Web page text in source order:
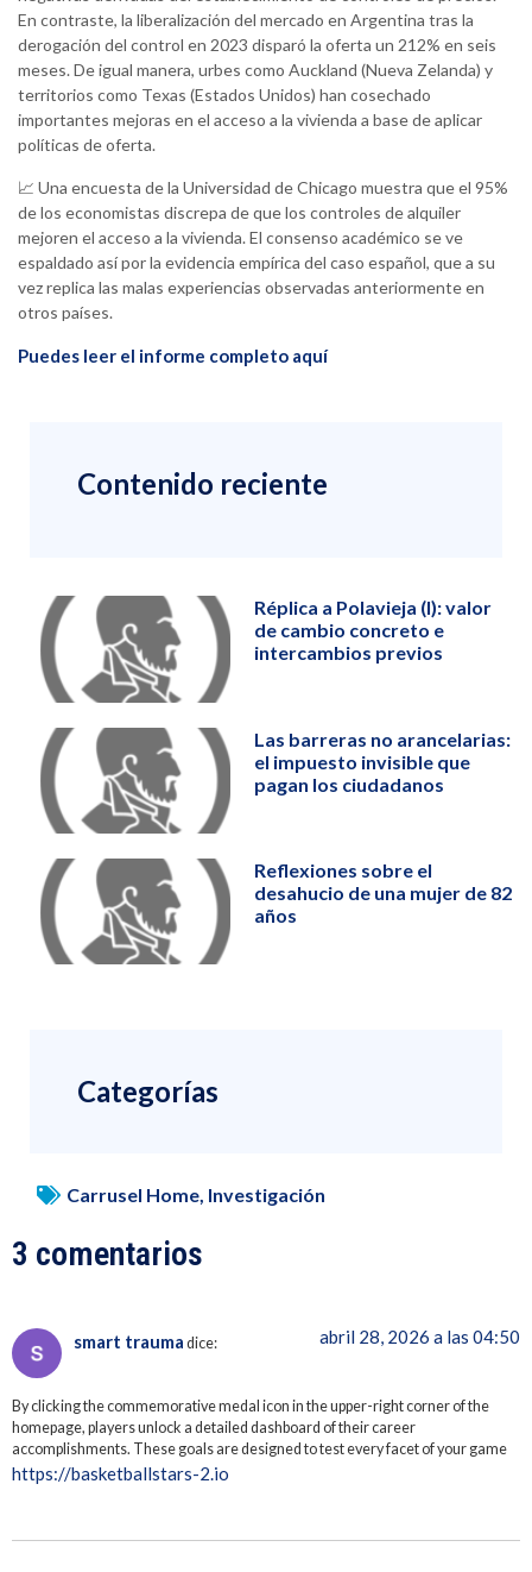
En contraste, la liberalización del mercado en Argentina tras la
derogación del control en 2023 disparó la oferta un 212% en seis
meses. De igual manera, urbes como Auckland (Nueva Zelanda) y
territorios como Texas (Estados Unidos) han cosechado
importantes mejoras en el acceso a la vivienda a base de aplicar
políticas de oferta.
📈 Una encuesta de la Universidad de Chicago muestra que el 95%
de los economistas discrepa de que los controles de alquiler
mejoren el acceso a la vivienda. El consenso académico se ve
espaldado así por la evidencia empírica del caso español, que a su
vez replica las malas experiencias observadas anteriormente en
otros países.
Puedes leer el informe completo aquí
Contenido reciente
Réplica a Polavieja (I): valor
de cambio concreto e
intercambios previos
Las barreras no arancelarias:
el impuesto invisible que
pagan los ciudadanos
Reflexiones sobre el
desahucio de una mujer de 82
años
Categorías
Carrusel Home, Investigación
3 comentarios
smart trauma dice: abril 28, 2026 a las 04:50
By clicking the commemorative medal icon in the upper-right corner of the
homepage, players unlock a detailed dashboard of their career
accomplishments. These goals are designed to test every facet of your game
https://basketballstars-2.io